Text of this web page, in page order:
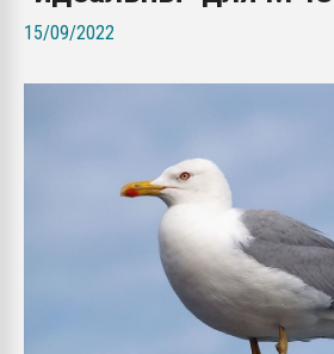
15/09/2022